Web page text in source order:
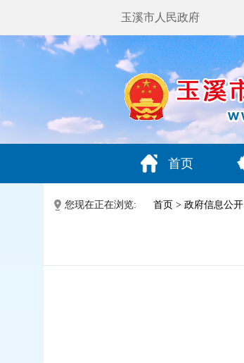
玉溪市人民政府
首页
您现在正在浏览: 首页 > 政府信息公开